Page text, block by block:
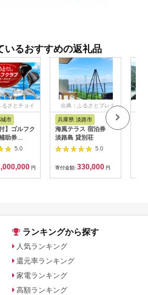
いるおすすめの返礼品
るさとチョイ
市
】ゴルフク
助券
_GI-
市) ゴルフ
ブ ダンロ
オ スリク
ブランド
ド ウエッ
5.0
円
出典：ふるさとプレミ
アム
兵庫県 淡路市
海風テラス 宿泊券
淡路島 貸別荘
5.0
寄付金額: 330,000 円
ランキングから探す
人気ランキング
還元率ランキング
家電ランキング
高額ランキング